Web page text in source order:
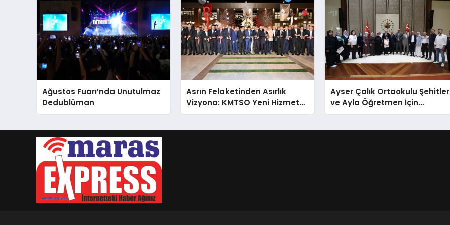
Ağustos Fuarı’nda Unutulmaz
Dedublüman
Asrın Felaketinden Asırlık
Vizyona: KMTSO Yeni Hizmet
Binası Görkemli Bir Törenle
Ayser Çalık Ortaokulu
ve Ayla Öğretmen İçin
Cumhurbaşkanlığı